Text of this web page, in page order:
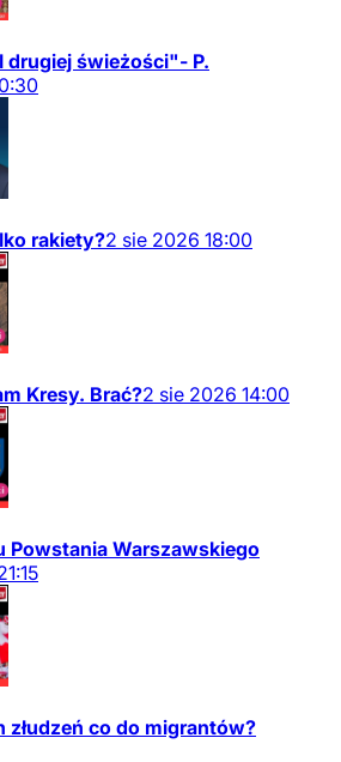
drugiej świeżości"- P.
rakiety?2 sie 2026 18:00
Kresy. Brać?2 sie 2026 14:00
Powstania Warszawskiego
złudzeń co do migrantów?